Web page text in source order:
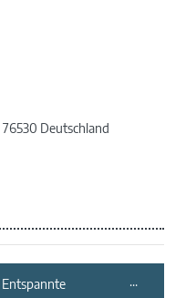
76530 Deutschland
Entspannte